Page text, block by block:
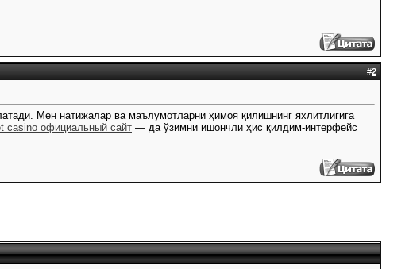
#2
Мен натижалар ва маълумотларни ҳимоя қилишнинг яхлитлигига
casino официальный сайт — да ўзимни ишончли ҳис қилдим-интерфейс